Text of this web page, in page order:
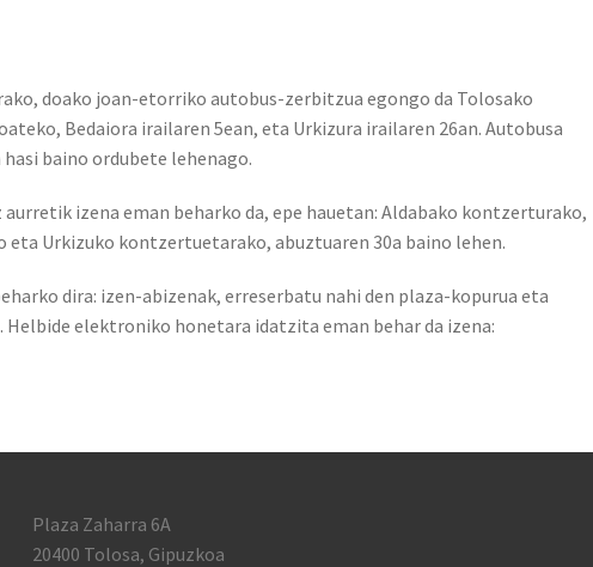
doako joan-etorriko autobus-zerbitzua egongo da Tolosako
Bedaiora irailaren 5ean, eta Urkizura irailaren 26an. Autobusa
baino ordubete lehenago.
izena eman beharko da, epe hauetan: Aldabako kontzerturako,
eta Urkizuko kontzertuetarako, abuztuaren 30a baino lehen.
dira: izen-abizenak, erreserbatu nahi den plaza-kopurua eta
elektroniko honetara idatzita eman behar da izena:
Plaza Zaharra 6A
20400 Tolosa, Gipuzkoa